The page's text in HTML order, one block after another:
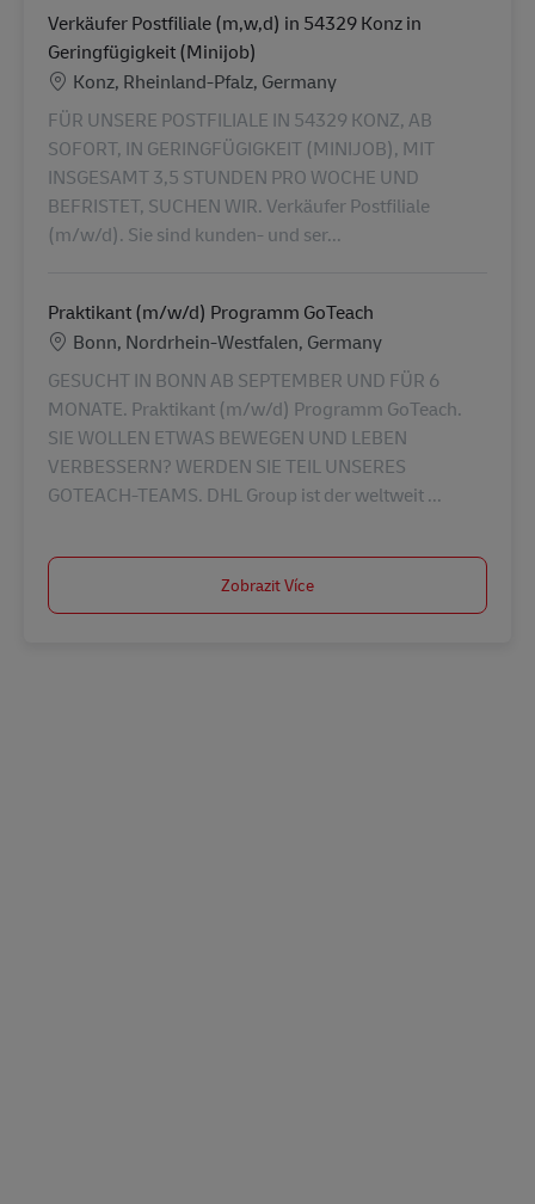
Verkäufer Postfiliale (m,w,d) in 54329 Konz in
Geringfügigkeit (Minijob)
Location
Konz, Rheinland-Pfalz, Germany
FÜR UNSERE POSTFILIALE IN 54329 KONZ, AB
SOFORT, IN GERINGFÜGIGKEIT (MINIJOB), MIT
INSGESAMT 3,5 STUNDEN PRO WOCHE UND
BEFRISTET, SUCHEN WIR. Verkäufer Postfiliale
(m/w/d). Sie sind kunden- und ser...
Praktikant (m/w/d) Programm GoTeach
Location
Bonn, Nordrhein-Westfalen, Germany
GESUCHT IN BONN AB SEPTEMBER UND FÜR 6
MONATE. Praktikant (m/w/d) Programm GoTeach.
SIE WOLLEN ETWAS BEWEGEN UND LEBEN
VERBESSERN? WERDEN SIE TEIL UNSERES
GOTEACH-TEAMS. DHL Group ist der weltweit ...
Zobrazit Více